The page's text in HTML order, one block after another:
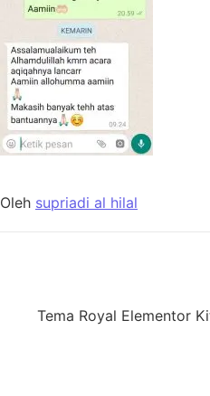
Oleh supriadi al hilal
Tema Royal Elementor